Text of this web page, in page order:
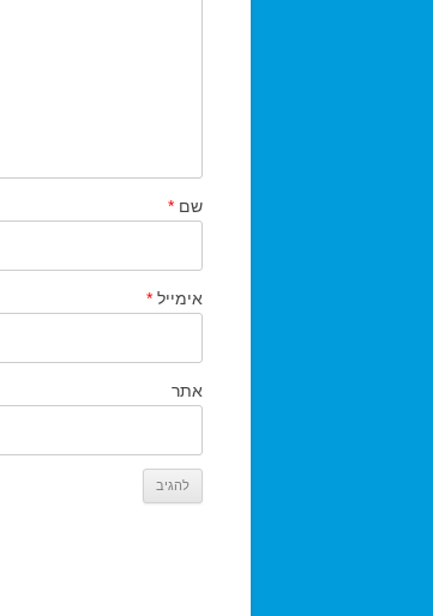
שם *
אימייל *
אתר